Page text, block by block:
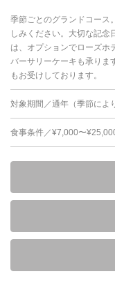
季節ごとのグランドコース
しみください。大切な記念
は、オプションでローズホ
バーサリーケーキも承りま
もお受けしております。
対象期間／通年（季節によ
食事条件／¥7,000〜